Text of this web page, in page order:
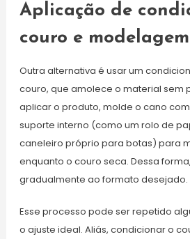
Aplicação de
couro e
Outra alternativa é usar um
couro, que amolece o material sem
aplicar o produto, molde o cano
suporte interno (como um rolo de
caneleiro próprio para botas) para
enquanto o couro seca. Dessa
gradualmente ao formato desejado.
Esse processo pode ser repetido
o ajuste ideal. Aliás, condicionar o